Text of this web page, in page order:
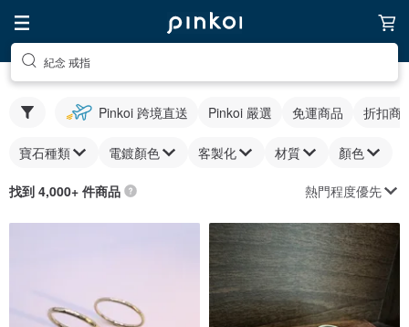
紀念 戒指
Pinkoi 跨境直送 Pinkoi 嚴選 免運商品 折扣商
寶石種類 電鍍顏色 客製化 材質 顏色
找到 4,000+ 件商品 熱門程度優先